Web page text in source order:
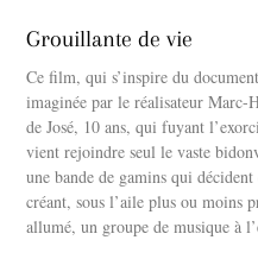
Grouillante de vie
Ce film, qui s’inspire du
imaginée par le réalisateur
de José, 10 ans, qui fuyant
vient rejoindre seul le vaste
une bande de gamins qui
créant, sous l’aile plus ou moins
allumé, un groupe de musique à